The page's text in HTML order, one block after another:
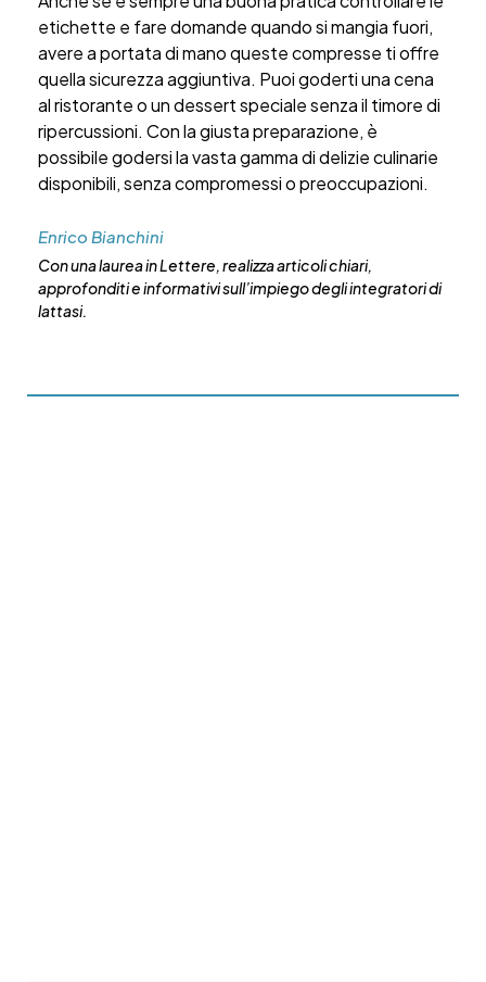
etichette e fare domande quando si mangia fuori,
avere a portata di mano queste compresse ti offre
quella sicurezza aggiuntiva. Puoi goderti una cena
al ristorante o un dessert speciale senza il timore di
ripercussioni. Con la giusta preparazione, è
possibile godersi la vasta gamma di delizie culinarie
disponibili, senza compromessi o preoccupazioni.
Enrico Bianchini
Con una laurea in Lettere, realizza articoli chiari,
approfonditi e informativi sull’impiego degli integratori di
lattasi.